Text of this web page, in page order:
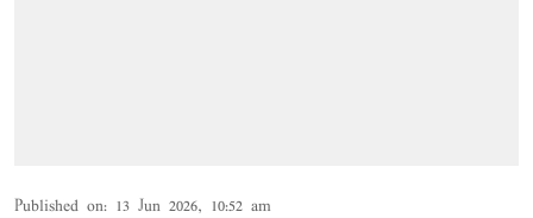
Published on: 13 Jun 2026, 10:52 am